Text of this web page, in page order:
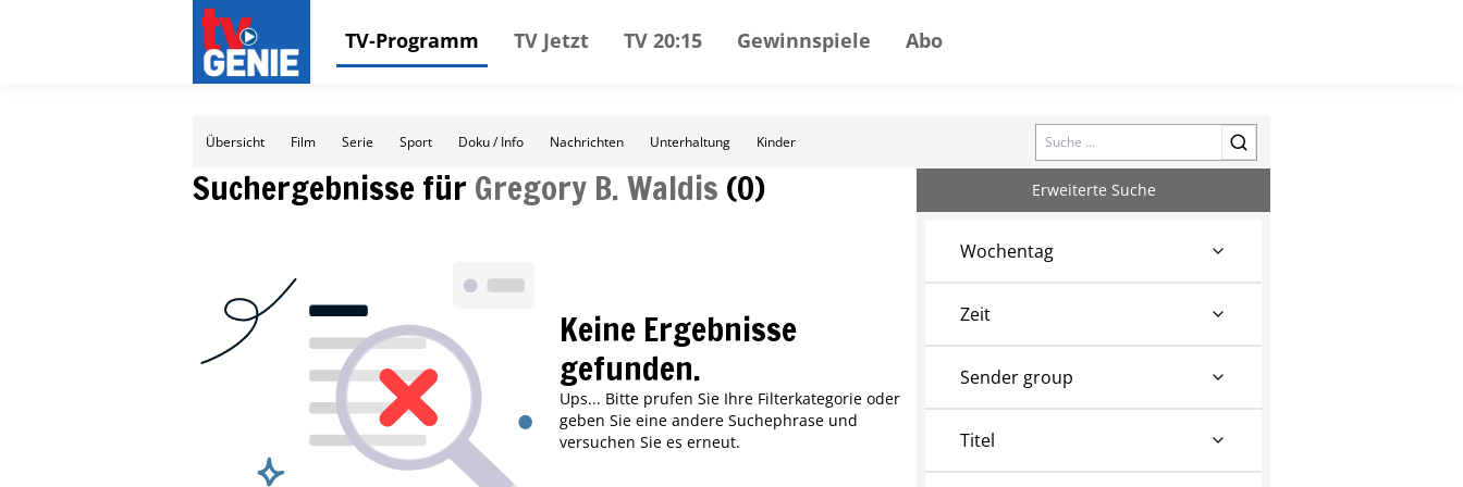
TV-Programm TV Jetzt TV 20:15 Gewinnspiele Abo
Übersicht Film Serie Sport Doku / Info Nachrichten Unterhaltung Kinder Search
Suchergebnisse für Gregory B. Waldis (0)
Keine Ergebnisse
gefunden.
Ups... Bitte prufen Sie Ihre Filterkategorie oder
geben Sie eine andere Suchephrase und
versuchen Sie es erneut.
Erweiterte Suche
Wochentag
Zeit
Sender group
Titel